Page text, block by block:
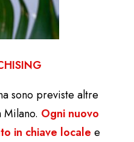
sono previste altre
Ogni nuovo
in chiave locale e